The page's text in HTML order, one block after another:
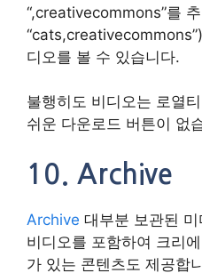
“,creativecommons”를
디오를 볼 수 있습니다.
불행히도 비디오는 로열
쉬운 다운로드 버튼이 없
10. Archive
Archive 대부분 보관된
비디오를 포함하여 크리
가 있는 콘텐츠도 제공합